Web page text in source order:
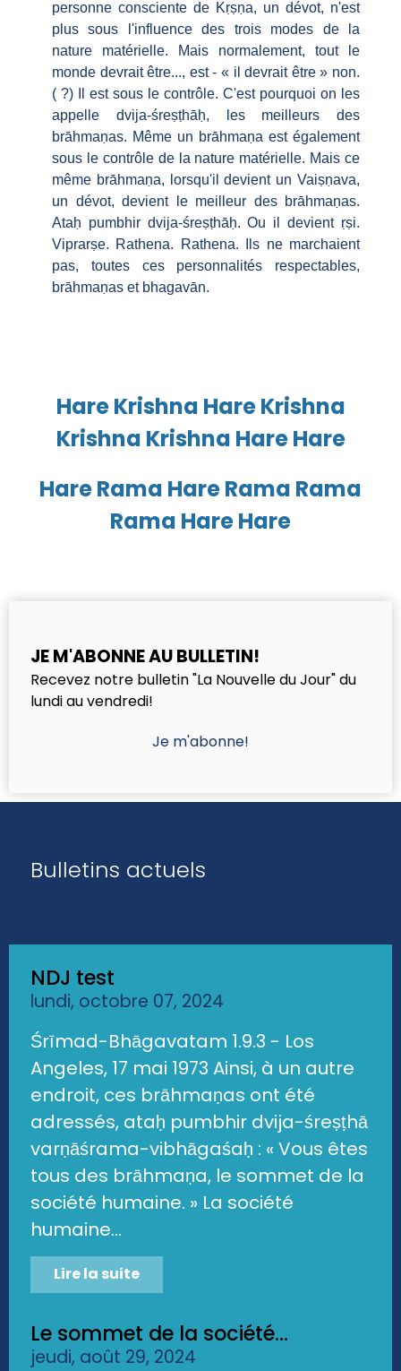
personne consciente de Kṛṣṇa, un dévot, n'est
plus sous l'influence des trois modes de la
nature matérielle. Mais normalement, tout le
monde devrait être..., est - « il devrait être » non.
( ?) Il est sous le contrôle. C'est pourquoi on les
appelle dvija-śreṣṭhāḥ, les meilleurs des
brāhmaṇas. Même un brāhmaṇa est également
sous le contrôle de la nature matérielle. Mais ce
même brāhmaṇa, lorsqu'il devient un Vaiṣṇava,
un dévot, devient le meilleur des brāhmaṇas.
Ataḥ pumbhir dvija-śreṣṭhāḥ. Ou il devient ṛṣi.
Viprarṣe. Rathena. Rathena. Ils ne marchaient
pas, toutes ces personnalités respectables,
brāhmaṇas et bhagavān.
Hare Krishna Hare Krishna
Krishna Krishna Hare Hare
Hare Rama Hare Rama Rama
Rama Hare Hare
JE M'ABONNE AU BULLETIN!
Recevez notre bulletin "La Nouvelle du Jour" du
lundi au vendredi!
Je m'abonne!
Bulletins actuels
NDJ test
lundi, octobre 07, 2024
Śrīmad-Bhāgavatam 1.9.3 - Los
Angeles, 17 mai 1973 Ainsi, à un autre
endroit, ces brāhmaṇas ont été
adressés, ataḥ pumbhir dvija-śreṣṭhā
varṇāśrama-vibhāgaśaḥ : « Vous êtes
tous des brāhmaṇa, le sommet de la
société humaine. » La société
humaine...
Lire la suite
Le sommet de la société...
jeudi, août 29, 2024